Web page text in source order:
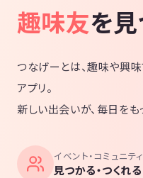
趣味友を
つなげーとは、趣味や興味
アプリ。
新しい出会いが、毎日をも
イベント・コミュニテ
見つかる・つくれる